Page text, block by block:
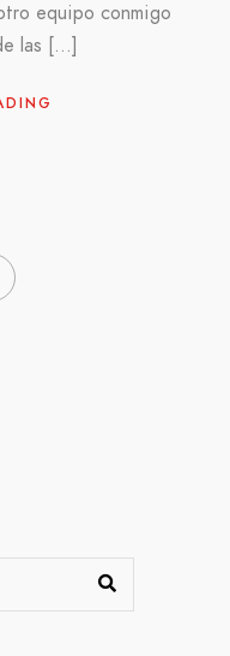
equipo conmigo
las […]